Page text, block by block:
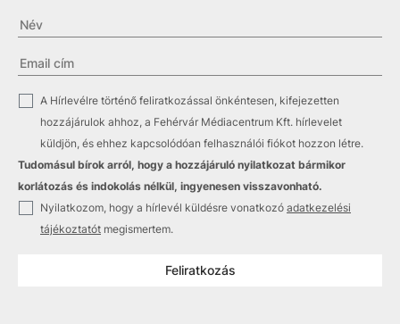
A Hírlevélre történő feliratkozással önkéntesen, kifejezetten
hozzájárulok ahhoz, a Fehérvár Médiacentrum Kft. hírlevelet
küldjön, és ehhez kapcsolódóan felhasználói fiókot hozzon létre.
Tudomásul bírok arról, hogy a hozzájáruló nyilatkozat bármikor
korlátozás és indokolás nélkül, ingyenesen visszavonható.
Nyilatkozom, hogy a hírlevél küldésre vonatkozó adatkezelési
tájékoztatót megismertem.
Feliratkozás